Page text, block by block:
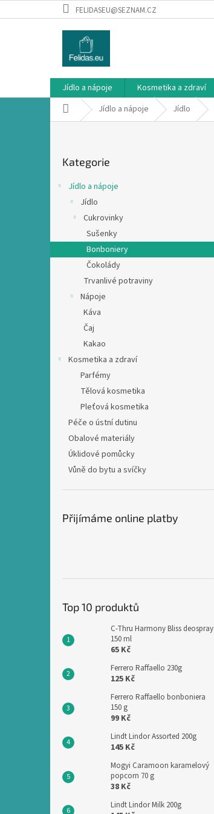
na
FELIDASEU@SEZNAM.CZ
Jídlo a nápoje Kosmetika a zdraví
Domů Jídlo a nápoje Jídlo
a
kategorie
Kategorie
Jídlo a nápoje
Jídlo
Cukrovinky
Sušenky
Bonboniery
Čokolády
Trvanlivé potraviny
Nápoje
Káva
Čaj
Kakao
Kosmetika a zdraví
Parfémy
Tělová kosmetika
Pleťová kosmetika
Péče o ústní dutinu
Obalové materiály
Úklidové pomůcky
Vůně do bytu a svíčky
Přijímáme online platby
Top 10 produktů
C-Thru Harmony Bliss deospray
150 ml
65 Kč
Ferrero Raffaello 230g
125 Kč
Ferrero Raffaello bonboniera
150 g
99 Kč
Lindt Lindor Assorted 200g
145 Kč
Mogyi Caramoon karamelový
popcorn 70 g
38 Kč
Lindt Lindor Milk 200g